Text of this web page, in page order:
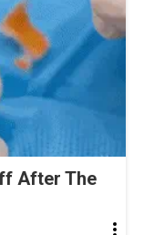
After The